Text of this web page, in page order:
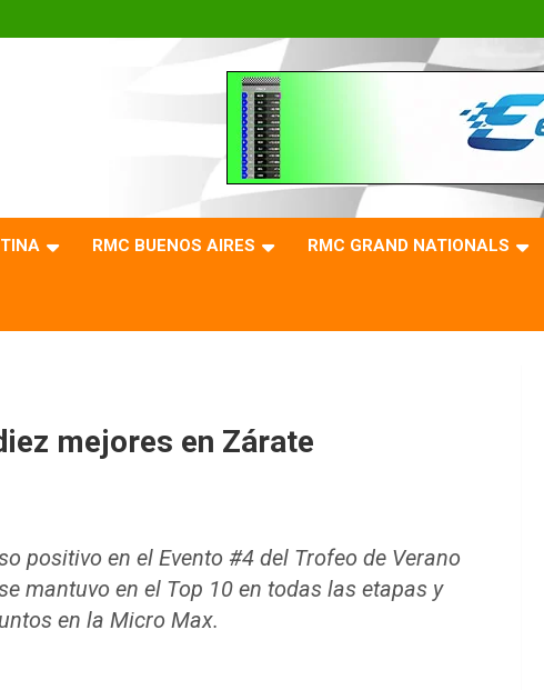
RMC BUENOS AIRES RMC GRAND NATIONALS
mejores en Zárate
positivo en el Evento #4 del Trofeo de Verano
mantuvo en el Top 10 en todas las etapas y
en la Micro Max.